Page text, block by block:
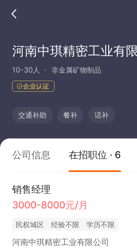
河南中琪精密工业有
10-30人 非金属矿物制品
企业认证
交通补助 餐补 话补
公司信息 在招职位 · 6
销售经理
3000-8000元/月
民权城区 经验不限 学历不限
河南中琪精密工业有限公司